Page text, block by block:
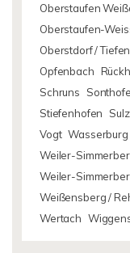
Oberstaufen
Oberstaufen-
Oberstdorf /
Opfenbach
Schruns
Stiefenhofen
Vogt
Weiler-
Weiler-
Weißensberg /
Wertach